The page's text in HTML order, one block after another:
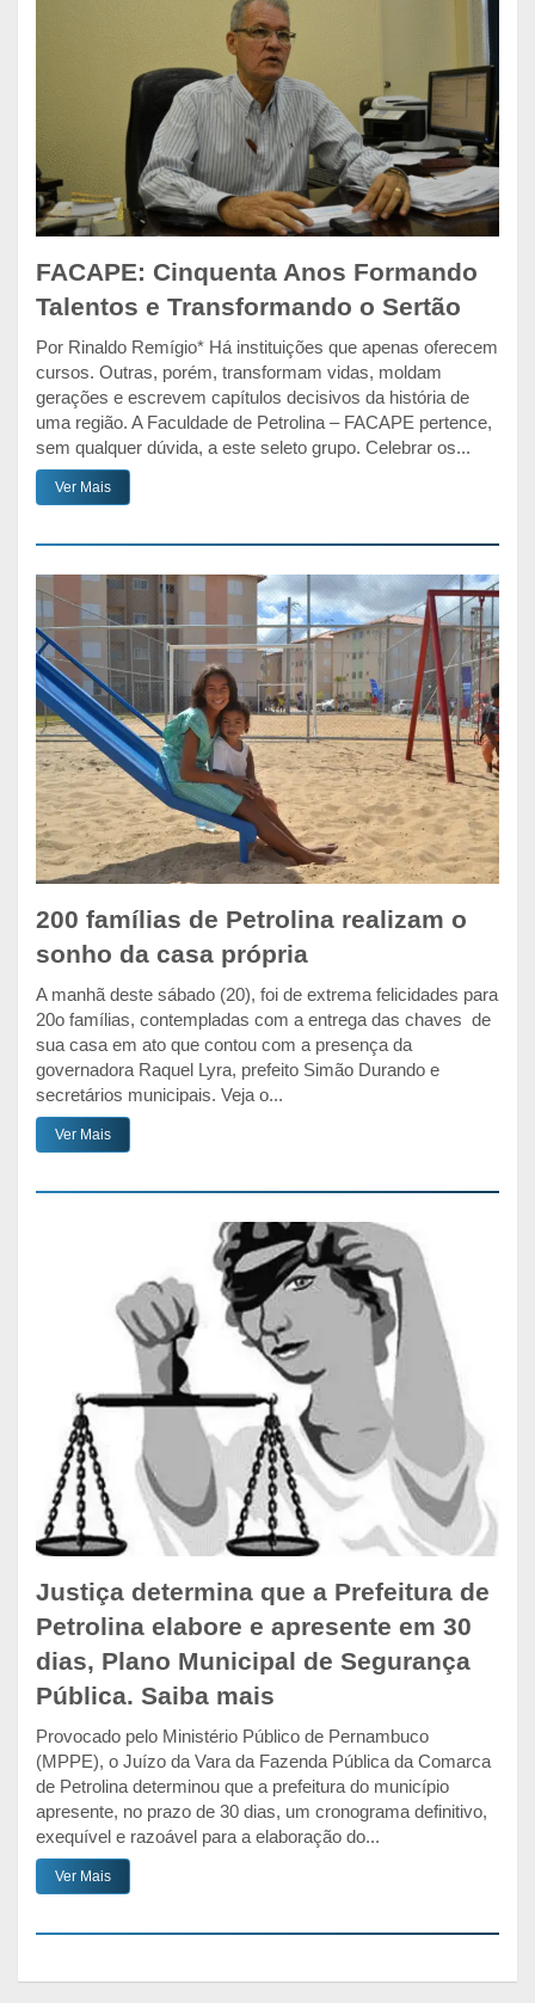
FACAPE: Cinquenta Anos Formando
Talentos e Transformando o Sertão
Por Rinaldo Remígio* Há instituições que apenas oferecem
cursos. Outras, porém, transformam vidas, moldam
gerações e escrevem capítulos decisivos da história de
uma região. A Faculdade de Petrolina – FACAPE pertence,
sem qualquer dúvida, a este seleto grupo. Celebrar os...
Ver Mais
200 famílias de Petrolina realizam o
sonho da casa própria
A manhã deste sábado (20), foi de extrema felicidades para
20o famílias, contempladas com a entrega das chaves de
sua casa em ato que contou com a presença da
governadora Raquel Lyra, prefeito Simão Durando e
secretários municipais. Veja o...
Ver Mais
Justiça determina que a Prefeitura de
Petrolina elabore e apresente em 30
dias, Plano Municipal de Segurança
Pública. Saiba mais
Provocado pelo Ministério Público de Pernambuco
(MPPE), o Juízo da Vara da Fazenda Pública da Comarca
de Petrolina determinou que a prefeitura do município
apresente, no prazo de 30 dias, um cronograma definitivo,
exequível e razoável para a elaboração do...
Ver Mais